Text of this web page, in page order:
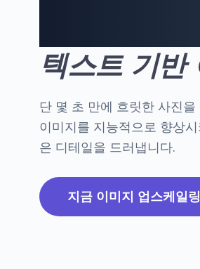
텍스트 기반
단 몇 초 만에 흐릿한 사진
이미지를 지능적으로 향상
은 디테일을 드러냅니다.
지금 이미지 업스케일